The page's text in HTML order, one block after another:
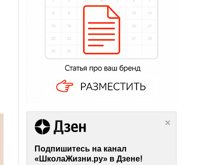
Подпишитесь на канал
«ШколаЖизни.ру» в Дзене!